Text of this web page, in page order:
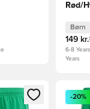
Rød/
Børn
149 kr.
6-8
Years
til at logge ind eller
-20%